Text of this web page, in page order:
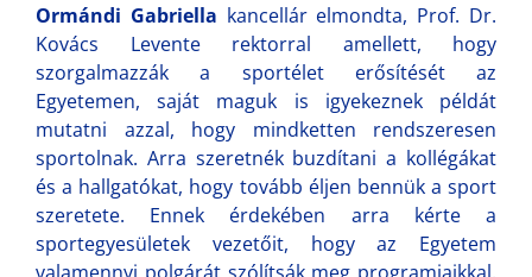
Ormándi Gabriella kancellár elmondta, Prof. Dr.
Kovács Levente rektorral amellett, hogy
szorgalmazzák a sportélet erősítését az
Egyetemen, saját maguk is igyekeznek példát
mutatni azzal, hogy mindketten rendszeresen
sportolnak. Arra szeretnék buzdítani a kollégákat
és a hallgatókat, hogy tovább éljen bennük a sport
szeretete. Ennek érdekében arra kérte a
sportegyesületek vezetőit, hogy az Egyetem